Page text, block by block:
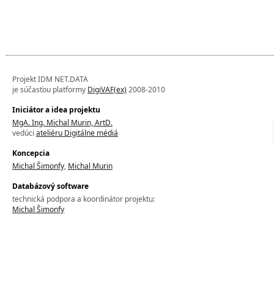
Projekt IDM NET.DATA
je súčasťou platformy DigiVAF(ex)2008-2010
Iniciátor a idea projektu
MgA. Ing. Michal Murin, ArtD.
vedúci ateliéru Digitálne médiá
Koncepcia
Michal Šimonfy, Michal Murin
Databázový software
technická podpora a koordinátor projektu:
Michal Šimonfy